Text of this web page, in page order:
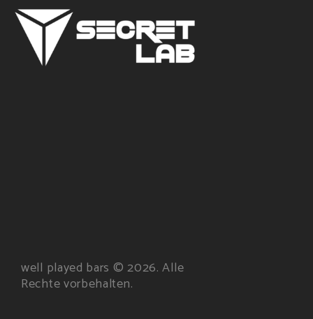
well played bars © 2026. Alle
Rechte vorbehalten.